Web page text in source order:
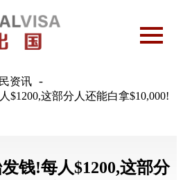
资讯 -
$1200,这部分人还能白拿$10,000!
钱!每人$1200,这部分